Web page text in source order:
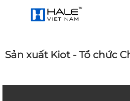
Sản xuất Kiot - Tổ chức